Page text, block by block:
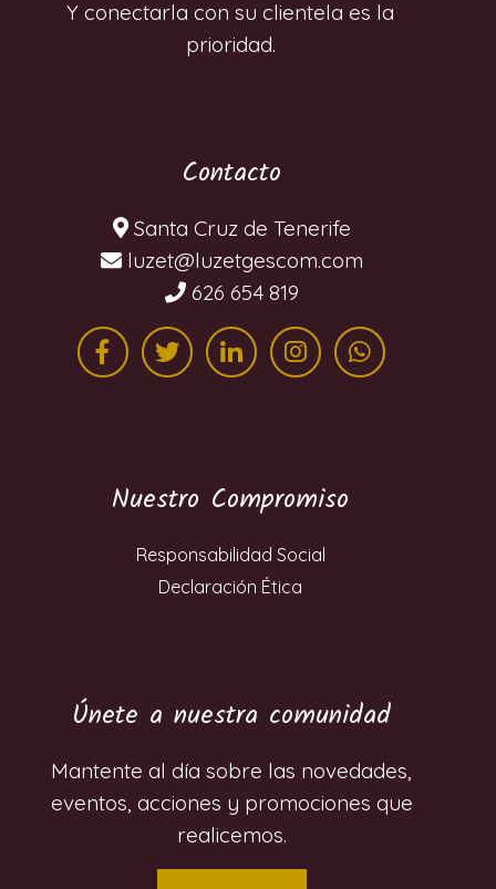
Y conectarla con su clientela es la
prioridad.
Contacto
Santa Cruz de Tenerife
moc.mocsegtezul@tezul
626 654 819
Nuestro Compromiso
Responsabilidad Social
Declaración Ética
Únete a nuestra comunidad
Mantente al día sobre las novedades,
eventos, acciones y promociones que
realicemos.